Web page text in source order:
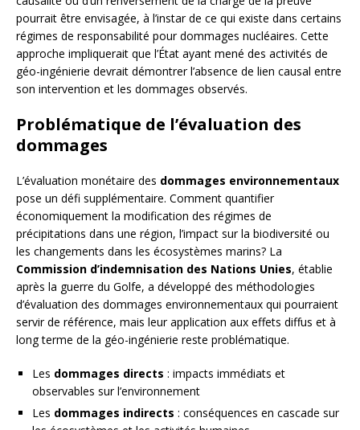
pourrait être envisagée, à l’instar de ce qui existe dans certains
régimes de responsabilité pour dommages nucléaires. Cette
approche impliquerait que l’État ayant mené des activités de
géo-ingénierie devrait démontrer l’absence de lien causal entre
son intervention et les dommages observés.
Problématique de l’évaluation des
dommages
L’évaluation monétaire des dommages environnementaux
pose un défi supplémentaire. Comment quantifier
économiquement la modification des régimes de
précipitations dans une région, l’impact sur la biodiversité ou
les changements dans les écosystèmes marins? La
Commission d’indemnisation des Nations Unies, établie
après la guerre du Golfe, a développé des méthodologies
d’évaluation des dommages environnementaux qui pourraient
servir de référence, mais leur application aux effets diffus et à
long terme de la géo-ingénierie reste problématique.
Les dommages directs : impacts immédiats et
observables sur l’environnement
Les dommages indirects : conséquences en cascade sur